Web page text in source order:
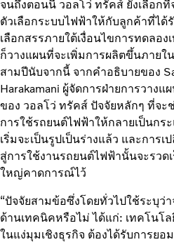
จนถึงตอนนี้ วอลโว่ ทรัคส์ ยังเลือกที่
ตัวเลือกระบบไฟฟ้าให้กับลูกค้าที่ได้
เลือกสรรภายใต้เงื่อนไขการทดลอง
ก็วางแผนที่จะเพิ่มการผลิตขึ้นภายใ
สามปีนับจากนี้ จากคำอธิบายของ
Harakamani ผู้จัดการฝ่ายการวางแ
ของ วอลโว่ ทรัคส์ ปัจจัยหลักๆ ที่จะ
การใช้รถยนต์ไฟฟ้าให้กลายเป็นกร
เริ่มจะเป็นรูปเป็นร่างแล้ว และการเ
สู่การใช้งานรถยนต์ไฟฟ้านั้นจะรวด
ใหญ่คาดการณ์ไว้
“ปัจจัยสามข้อซึ่งโดยทั่วไปใช้ระบุว่
ด้านเทคนิคหรือไม่ ได้แก่: เทคโนโ
ในแง่มุมเชิงธุรกิจ ต้องได้รับการยอ